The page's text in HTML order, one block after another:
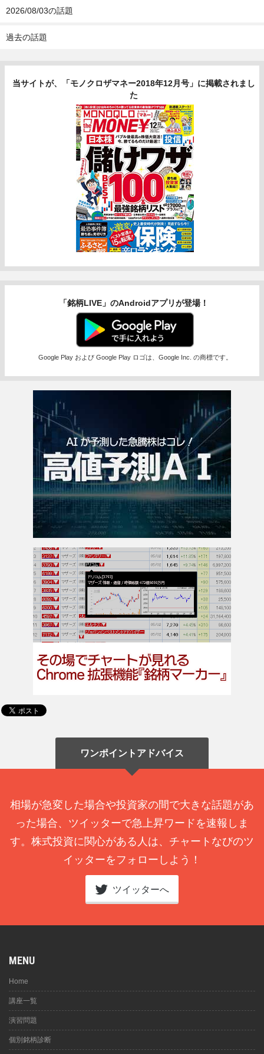
2026/08/03の話題
過去の話題
当サイトが、「モノクロザマネー2018年12月号」に掲載されまし
た
「銘柄LIVE」のAndroidアプリが登場！
Google Play および Google Play ロゴは、Google Inc. の商標です。
ワンポイントアドバイス
相場が急変した場合や投資家の間で大きな話題があ
った場合、ツイッターで急上昇ワードを速報しま
す。株式投資に関心がある人は、チャートなびのツ
イッターをフォローしよう！
ツイッターへ
MENU
Home
講座一覧
演習問題
個別銘柄診断